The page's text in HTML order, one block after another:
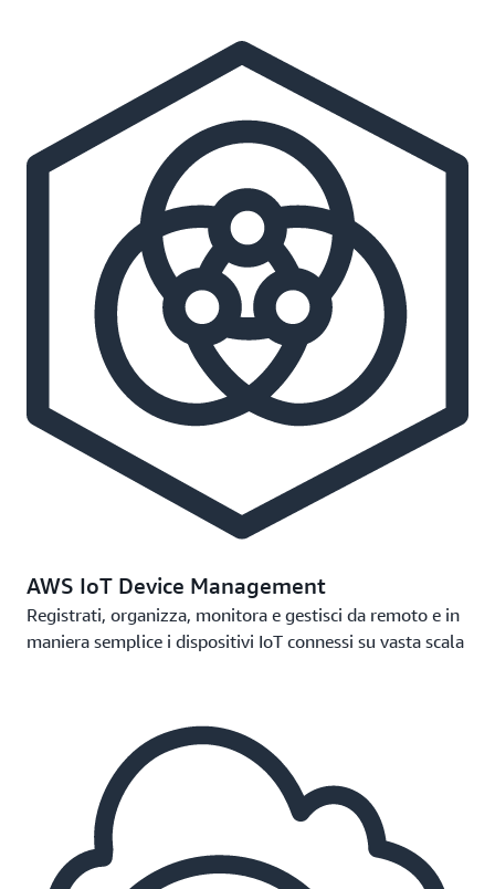
AWS IoT Device Management
Registrati, organizza, monitora e gestisci da remoto e in
maniera semplice i dispositivi IoT connessi su vasta scala